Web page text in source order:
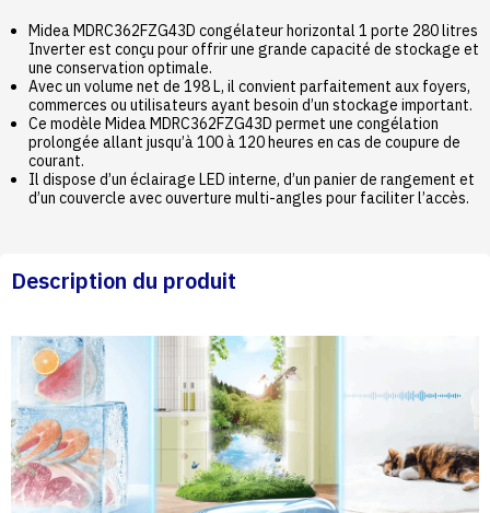
Midea MDRC362FZG43D congélateur horizontal 1 porte 280 litres
Inverter est conçu pour offrir une grande capacité de stockage et
une conservation optimale.
Avec un volume net de 198 L, il convient parfaitement aux foyers,
commerces ou utilisateurs ayant besoin d’un stockage important.
Ce modèle Midea MDRC362FZG43D permet une congélation
prolongée allant jusqu’à 100 à 120 heures en cas de coupure de
courant.
Il dispose d’un éclairage LED interne, d’un panier de rangement et
d’un couvercle avec ouverture multi-angles pour faciliter l’accès.
Description du produit